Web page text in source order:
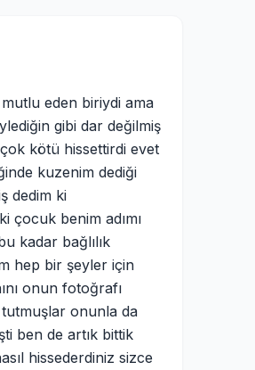
eden biriydi ama
gibi dar değilmiş
kötü hissettirdi evet
kuzenim dediği
dedim ki
çocuk benim adımı
kadar bağlılık
hep bir şeyler için
onun fotoğrafı
tutmuşlar onunla da
ben de artık bittik
hissederdiniz sizce